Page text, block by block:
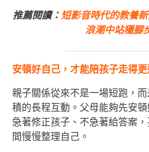
推薦閱讀：短影音時代的教養
浪潮中站穩腳
安頓好自己，才能陪孩子走得更
親子關係從來不是一場短跑，
積的長程互動。父母能夠先安
急著修正孩子、不急著給答案
間慢慢整理自己。